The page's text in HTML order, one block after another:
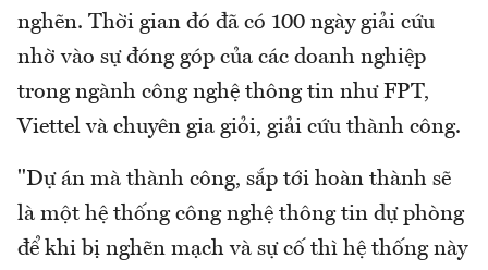
nghẽn. Thời gian đó đã có 100 ngày giải cứu
nhờ vào sự đóng góp của các doanh nghiệp
trong ngành công nghệ thông tin như FPT,
Viettel và chuyên gia giỏi, giải cứu thành công.
"Dự án mà thành công, sắp tới hoàn thành sẽ
là một hệ thống công nghệ thông tin dự phòng
để khi bị nghẽn mạch và sự cố thì hệ thống này